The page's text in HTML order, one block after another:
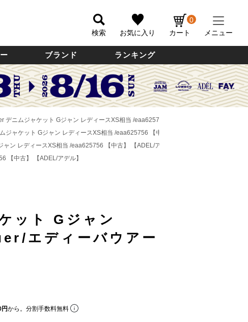
検索 お気に入り カート
0
メニュー
ブランド ランキング
デニムジャケット Gジャン レディースXS相当 /eaa625756 【中古】
ジャケット Gジャン レディースXS相当 /eaa625756 【中古】
ン レディースXS相当 /eaa625756 【中古】
【ADEL/アデル】
【中古】 【ADEL/アデル】
ット Gジャン
エディーバウアー
から。分割手数料無料